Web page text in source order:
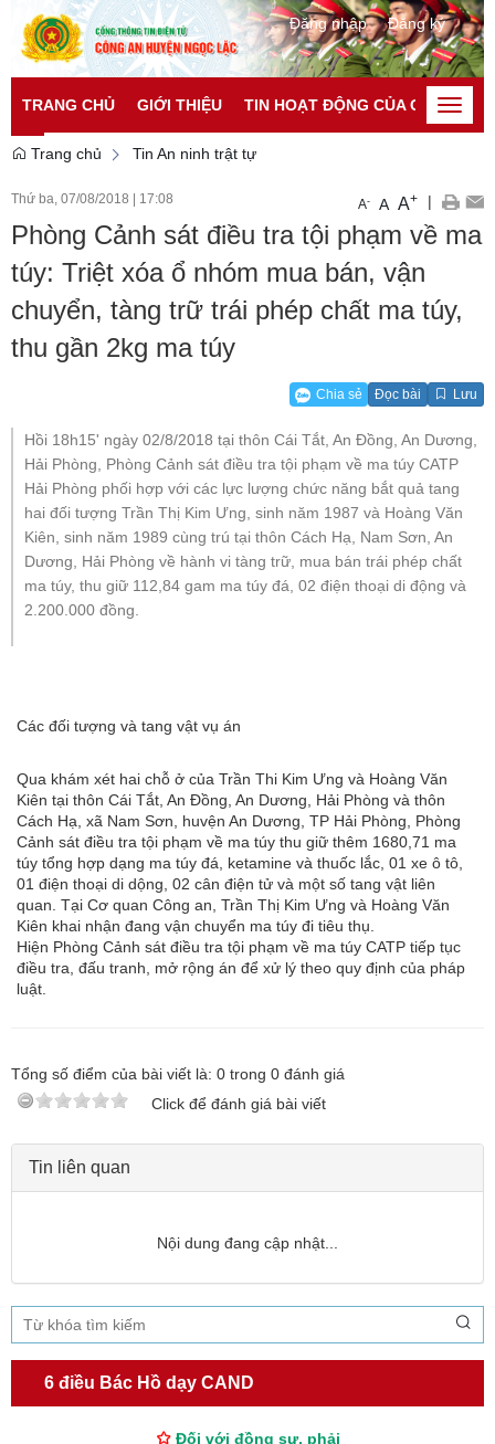
Đăng nhập Đăng ký
TRANG CHỦ GIỚI THIỆU TIN HOẠT ĐỘNG CỦA CATPToggle
Trang chủ
Tin An ninh trật tự
Thứ ba, 07/08/2018 17:08 A- A A+ |
Phòng Cảnh sát điều tra tội phạm về ma
túy: Triệt xóa ổ nhóm mua bán, vận
chuyển, tàng trữ trái phép chất ma túy,
thu gần 2kg ma túy
Chia sẻ Đọc bài Lưu
Hồi 18h15' ngày 02/8/2018 tại thôn Cái Tắt, An Đồng, An Dương,
Hải Phòng, Phòng Cảnh sát điều tra tội phạm về ma túy CATP
Hải Phòng phối hợp với các lực lượng chức năng bắt quả tang
hai đối tượng Trần Thị Kim Ưng, sinh năm 1987 và Hoàng Văn
Kiên, sinh năm 1989 cùng trú tại thôn Cách Hạ, Nam Sơn, An
Dương, Hải Phòng về hành vi tàng trữ, mua bán trái phép chất
ma túy, thu giữ 112,84 gam ma túy đá, 02 điện thoại di động và
2.200.000 đồng.
Các đối tượng và tang vật vụ án
Qua khám xét hai chỗ ở của Trần Thi Kim Ưng và Hoàng Văn
Kiên tại thôn Cái Tắt, An Đồng, An Dương, Hải Phòng và thôn
Cách Hạ, xã Nam Sơn, huvện An Dương, TP Hải Phòng, Phòng
Cảnh sát điều tra tội phạm về ma túy thu giữ thêm 1680,71 ma
túy tổng hợp dạng ma túy đá, ketamine và thuốc lắc, 01 xe ô tô,
01 điện thoại di dộng, 02 cân điện tử và một số tang vật liên
quan. Tại Cơ quan Công an, Trần Thị Kim Ưng và Hoàng Văn
Kiên khai nhận đang vận chuyển ma túy đi tiêu thụ.
Hiện Phòng Cảnh sát điều tra tội phạm về ma túy CATP tiếp tục
điều tra, đấu tranh, mở rộng án để xử lý theo quy định của pháp
luật.
Tổng số điểm của bài viết là: 0 trong 0 đánh giá
Click để đánh giá bài viết
Tin liên quan
Nội dung đang cập nhật...
6 điều Bác Hồ dạy CAND
TƯ CÁCH
NGƯỜI CÔNG AN CÁCH MỆNH LÀ:
CẦN, KIỆM, LIÊM, CHÍNH
Đối với đồng sự, phải